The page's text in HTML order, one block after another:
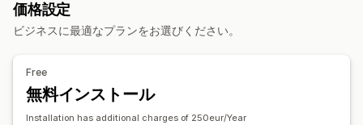
調達ロケーション
ドイツ ノルウェー
仏領ギアナ
価格設定
ビジネスに最適なプランをお選びください。
Free
無料インストール
Installation has additional charges of 250eur/Year